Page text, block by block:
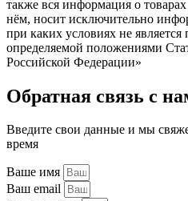
также вся информация о
нём, носит исключительно
при каких условиях не
определяемой положениями
Российской Федерации»
Обратная связь с
Введите свои данные и мы
время
Ваше имя
Ваш email